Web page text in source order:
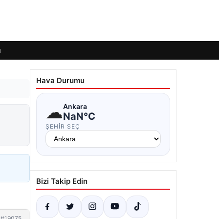
Hava Durumu
☁Ankara
NaN°C
ŞEHIR SEÇ
Bizi Takip Edin